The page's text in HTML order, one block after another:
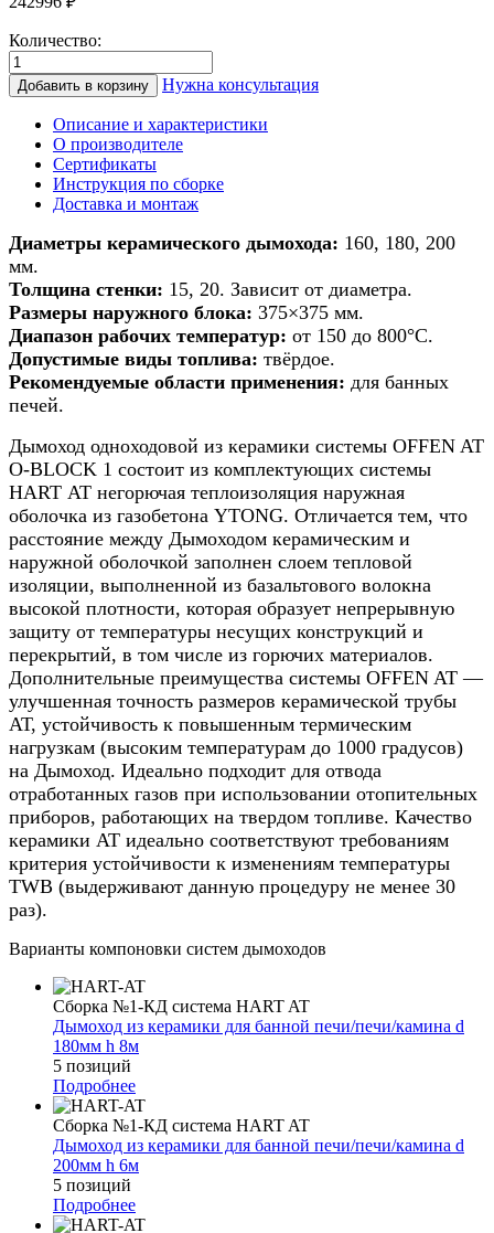
Количество:
Количество
товара
Дымоход
керамики
банной
печи/
камина
d
160мм
h
15м
Добавить в корзину Нужна консультация
Описание и характеристики
О производителе
Сертификаты
Инструкция по сборке
Доставка и монтаж
Диаметры керамического дымохода: 160, 180, 200
мм.
Толщина стенки: 15, 20. Зависит от диаметра.
Размеры наружного блока: 375×375 мм.
Диапазон рабочих температур: от 150 до 800°С.
Допустимые виды топлива: твёрдое.
Рекомендуемые области применения: для банных
печей.
Дымоход одноходовой из керамики системы OFFEN AT
O-BLOCK 1 состоит из комплектующих системы
HART АТ негорючая теплоизоляция наружная
оболочка из газобетона YTONG. Отличается тем, что
расстояние между Дымоходом керамическим и
наружной оболочкой заполнен слоем тепловой
изоляции, выполненной из базальтового волокна
высокой плотности, которая образует непрерывную
защиту от температуры несущих конструкций и
перекрытий, в том числе из горючих материалов.
Дополнительные преимущества системы OFFEN AT —
улучшенная точность размеров керамической трубы
АТ, устойчивость к повышенным термическим
нагрузкам (высоким температурам до 1000 градусов)
на Дымоход. Идеально подходит для отвода
отработанных газов при использовании отопительных
приборов, работающих на твердом топливе. Качество
керамики АТ идеально соответствуют требованиям
критерия устойчивости к изменениям температуры
TWB (выдерживают данную процедуру не менее 30
раз).
Варианты компоновки систем дымоходов
Сборка №1-КД система HART AT
Дымоход из керамики для банной печи/печи/камина d
180мм h 8м
5 позиций
Подробнее
Сборка №1-КД система HART AT
Дымоход из керамики для банной печи/печи/камина d
200мм h 6м
5 позиций
Подробнее